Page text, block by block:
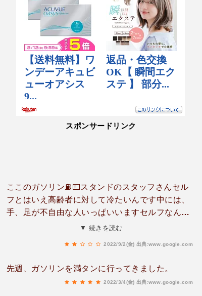
スポンサードリンク
ここのガソリン⛽💴スタンドのスタッフさんセル
フとはいえ高齢者に対して冷たいんです中には、
手、足が不自由な人いっぱいいますセルフなんだ
から自分の事は、自分でしろだってホント冷たい
▼ 続きを読む
2022/9/2(金) 出典:www.google.com
先週、ガソリンを満タンに行ってきました。
2022/3/4(金) 出典:www.google.com